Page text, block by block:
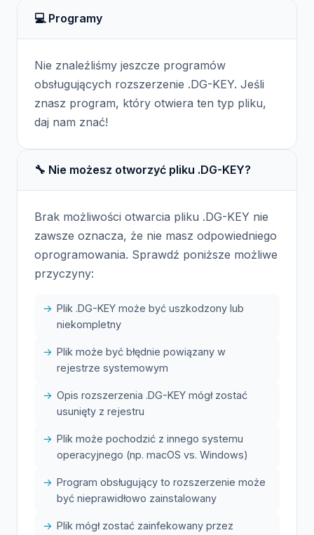
przechowywać w bezpiecznym miejscu, aby nie
stracić dostępu do programu.
💻 Programy
Nie znaleźliśmy jeszcze programów
obsługujących rozszerzenie .DG-KEY. Jeśli
znasz program, który otwiera ten typ pliku,
daj nam znać!
🔧 Nie możesz otworzyć pliku .DG-KEY?
Brak możliwości otwarcia pliku .DG-KEY nie
zawsze oznacza, że nie masz odpowiedniego
oprogramowania. Sprawdź poniższe możliwe
przyczyny:
Plik .DG-KEY może być uszkodzony lub
niekompletny
Plik może być błędnie powiązany w
rejestrze systemowym
Opis rozszerzenia .DG-KEY mógł zostać
usunięty z rejestru
Plik może pochodzić z innego systemu
operacyjnego (np. macOS vs. Windows)
Program obsługujący to rozszerzenie może
być nieprawidłowo zainstalowany
Plik mógł zostać zainfekowany przez